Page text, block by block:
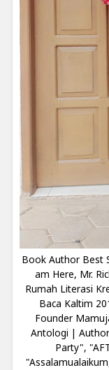
Book Author Best
am Here, Mr.
Rumah Literasi
Baca Kaltim
Founder
Antologi |
Party",